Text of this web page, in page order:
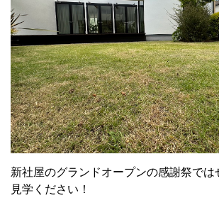
新社屋のグランドオープンの感謝祭では
見学ください！